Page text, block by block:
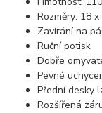
Rozměry: 18
Zavírání na
Ruční potisk
Dobře
Pevné
Přední desky
Rozšířená